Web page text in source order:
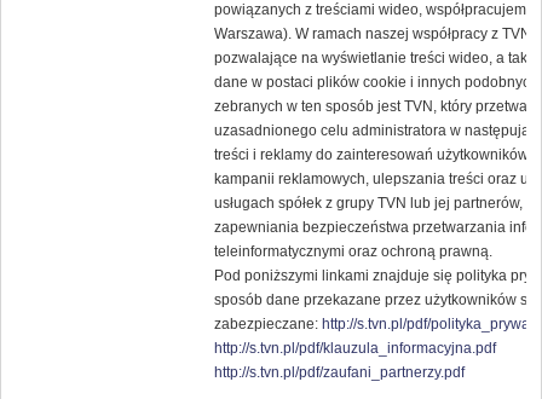
powiązanych z treściami wideo, współpracujemy
Warszawa). W ramach naszej współpracy z
pozwalające na wyświetlanie treści wideo, a
dane w postaci plików cookie i innych
zebranych w ten sposób jest TVN, który
uzasadnionego celu administratora w
treści i reklamy do zainteresowań
kampanii reklamowych, ulepszania treści oraz
usługach spółek z grupy TVN lub jej partnerów,
zapewniania bezpieczeństwa przetwarzania
teleinformatycznymi oraz ochroną prawną.
Pod poniższymi linkami znajduje się polityka
sposób dane przekazane przez użytkowników
zabezpieczane: http://s.tvn.pl/pdf/
http://s.tvn.pl/pdf/klauzula_informacyjna.pdf
http://s.tvn.pl/pdf/zaufani_partnerzy.pdf